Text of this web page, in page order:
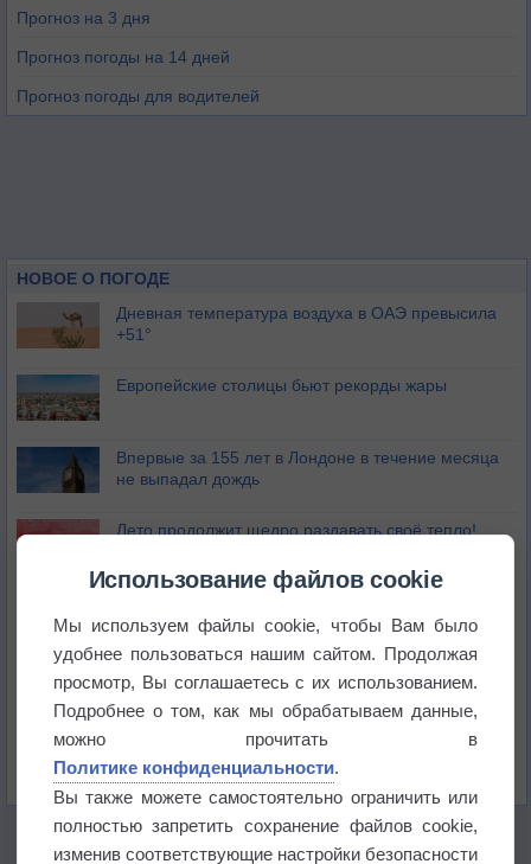
Прогноз на 3 дня
Прогноз погоды на 14 дней
Прогноз погоды для водителей
НОВОЕ О ПОГОДЕ
Дневная температура воздуха в ОАЭ превысила
+51°
Европейские столицы бьют рекорды жары
Впервые за 155 лет в Лондоне в течение месяца
не выпадал дождь
Лето продолжит щедро раздавать своё тепло!
Погода в Краснодаре 5 августа
Погода в Санкт-Петербурге 5 августа
Использование файлов cookie
Мы используем файлы cookie, чтобы Вам было
удобнее пользоваться нашим сайтом. Продолжая
просмотр, Вы соглашаетесь с их использованием.
Подробнее о том, как мы обрабатываем данные,
можно прочитать в
Политике конфиденциальности.
Вы также можете самостоятельно ограничить или
полностью запретить сохранение файлов cookie,
изменив соответствующие настройки безопасности